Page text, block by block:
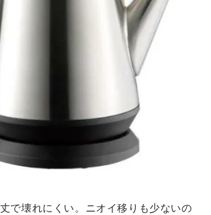
で壊れにくい。ニオイ移りも少ないの